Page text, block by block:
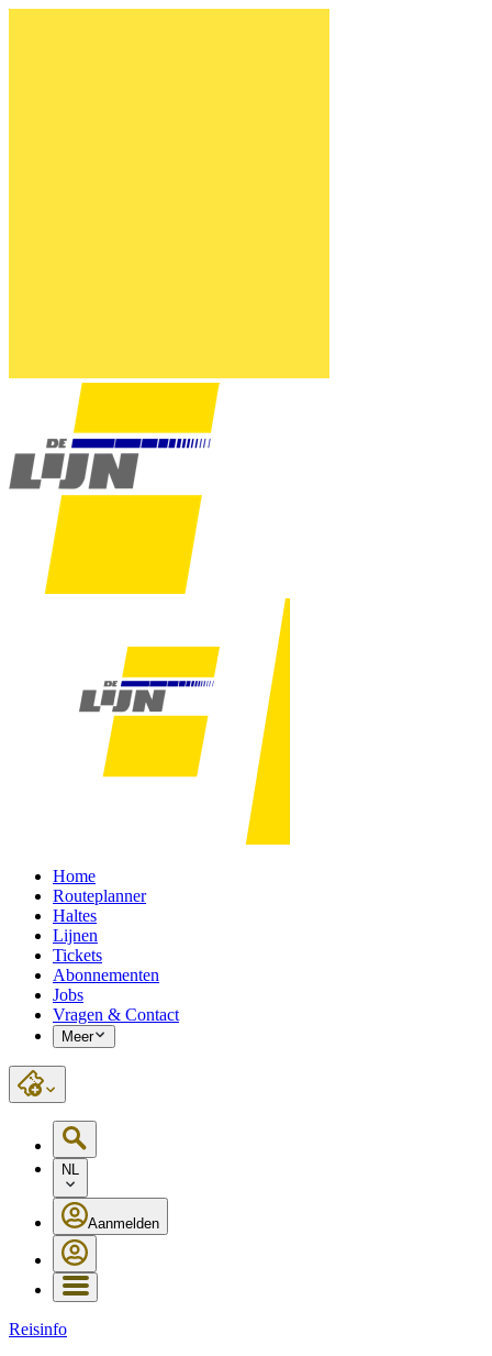
Home
Routeplanner
Haltes
Lijnen
Tickets
Abonnementen
Jobs
Vragen & Contact
Meer
NL
Aanmelden
Reisinfo